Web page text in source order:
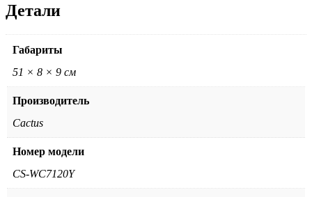
Детали
Габариты
51 × 8 × 9 см
Производитель
Cactus
Номер модели
CS-WC7120Y